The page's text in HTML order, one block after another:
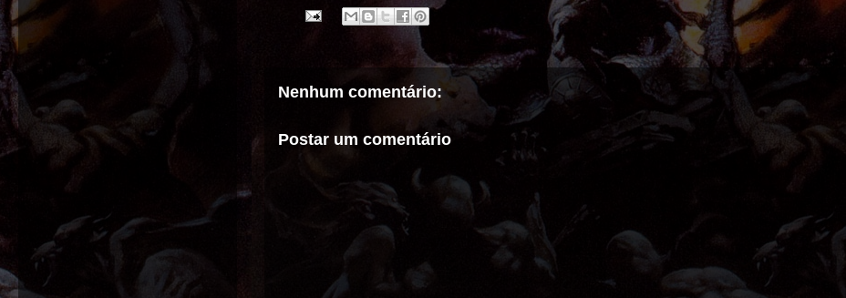
Nenhum comentário:
Postar um comentário